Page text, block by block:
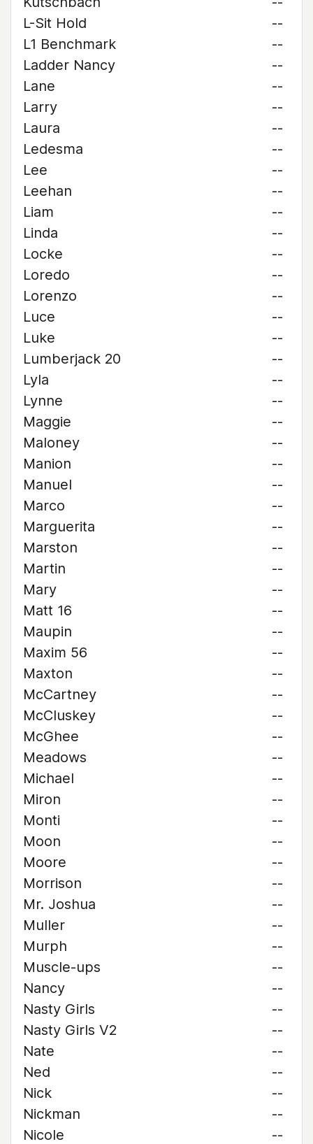
L-Sit Hold
--
L1 Benchmark
--
Ladder Nancy
--
Lane
--
Larry
--
Laura
--
Ledesma
--
Lee
--
Leehan
--
Liam
--
Linda
--
Locke
--
Loredo
--
Lorenzo
--
Luce
--
Luke
--
Lumberjack 20
--
Lyla
--
Lynne
--
Maggie
--
Maloney
--
Manion
--
Manuel
--
Marco
--
Marguerita
--
Marston
--
Martin
--
Mary
--
Matt 16
--
Maupin
--
Maxim 56
--
Maxton
--
McCartney
--
McCluskey
--
McGhee
--
Meadows
--
Michael
--
Miron
--
Monti
--
Moon
--
Moore
--
Morrison
--
Mr. Joshua
--
Muller
--
Murph
--
Muscle-ups
--
Nancy
--
Nasty Girls
--
Nasty Girls V2
--
Nate
--
Ned
--
Nick
--
Nickman
--
Nicole
--